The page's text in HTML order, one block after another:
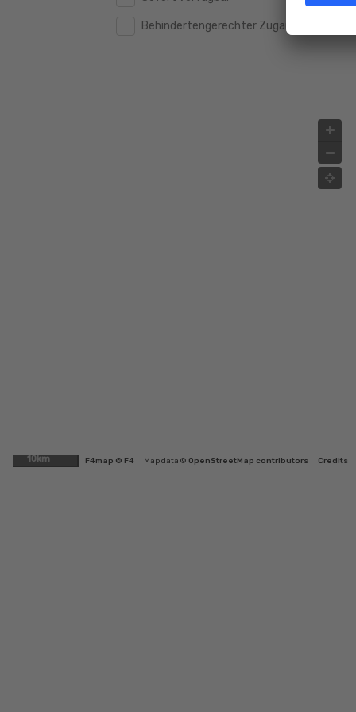
2.000.000 € 2.000.000 €
4.000.000 €
5.000.000 €
Behindertengerechter Zugang
10km F4map © F4 Map data © OpenStreetMap contributors Credits